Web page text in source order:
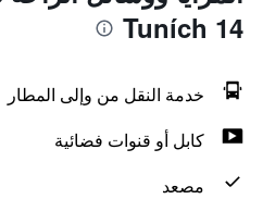
Tuních 14
خدمة النقل من وإلى المطار
كابل أو قنوات فضائية
مصعد